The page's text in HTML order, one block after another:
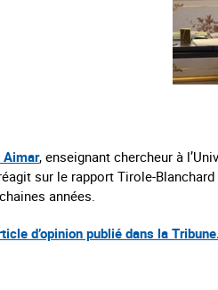
Aimar, enseignant chercheur à
sur le rapport Tirole-
années.
d’opinion publié dans la